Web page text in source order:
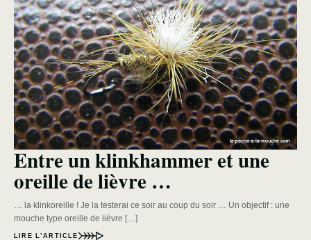
Entre un klinkhammer et une
oreille de lièvre …
… la klinkoreille ! Je la testerai ce soir au coup du soir … Un objectif : une
mouche type oreille de lièvre […]
LIRE L’ARTICLE